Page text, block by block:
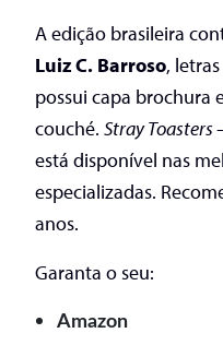
A edição brasileira
Luiz C. Barroso,
possui capa brochura
couché. Stray Toasters
está disponível nas
especializadas.
anos.
Garanta o seu:
Amazon